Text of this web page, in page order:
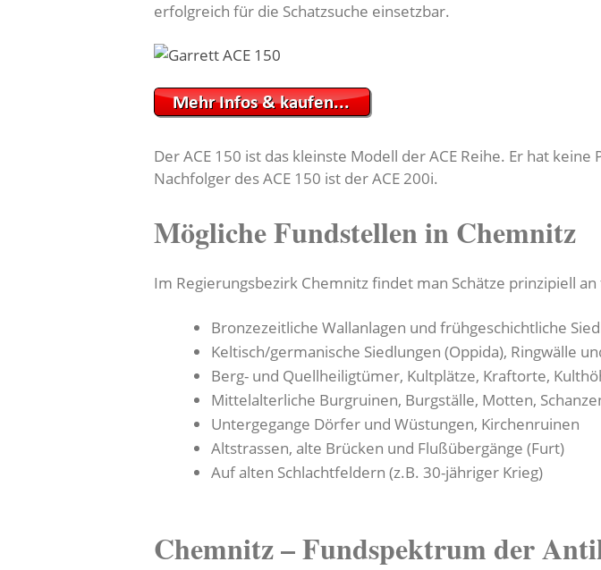
erfolgreich für die Schatzsuche einsetzbar.
Der ACE 150 ist das kleinste Modell der ACE Reihe. Er hat
Nachfolger des ACE 150 ist der ACE 200i.
Mögliche Fundstellen in Chemnitz
Im Regierungsbezirk Chemnitz findet man Schätze prinzipiell
Bronzezeitliche Wallanlagen und frühgeschichtliche
Keltisch/germanische Siedlungen (Oppida), Ringwälle
Berg- und Quellheiligtümer, Kultplätze, Kraftorte,
Mittelalterliche Burgruinen, Burgställe, Motten,
Untergegange Dörfer und Wüstungen, Kirchenruinen
Altstrassen, alte Brücken und Flußübergänge (Furt)
Auf alten Schlachtfeldern (z.B. 30-jähriger Krieg)
Chemnitz – Fundspektrum der